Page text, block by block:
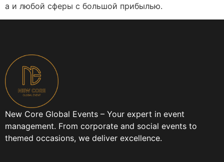
а и любой сферы с большой прибылью.
New Core Global Events – Your expert in event
management. From corporate and social events to
themed occasions, we deliver excellence.